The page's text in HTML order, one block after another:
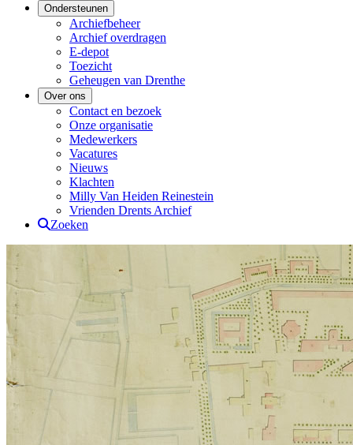
Ondersteunen
Archiefbeheer
Archief overdragen
E-depot
Toezicht
Geheugen van Drenthe
Over ons
Contact en bezoek
Onze organisatie
Medewerkers
Vacatures
Nieuws
Klachten
Milly Van Heiden Reinestein
Vrienden Drents Archief
Zoeken
Drents Archief